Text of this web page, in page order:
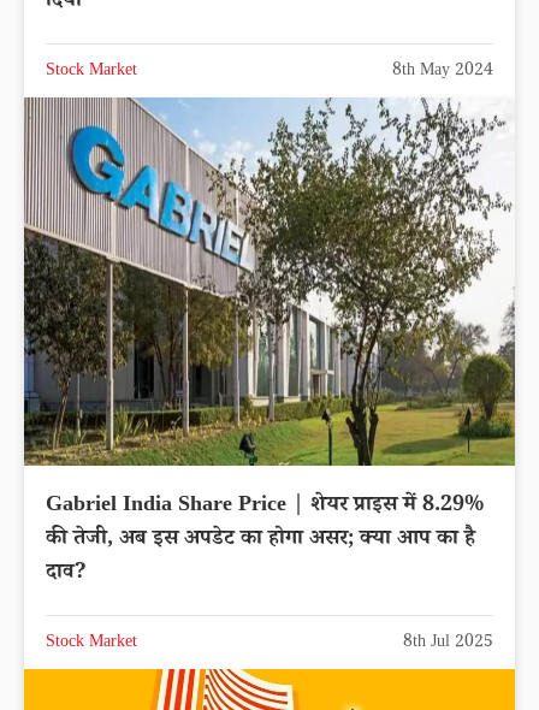
Stock Market 8th May 2024
Gabriel India Share Price | शेयर प्राइस में 8.29%
की तेजी, अब इस अपडेट का होगा असर; क्या आप का है
दाव?
Stock Market 8th Jul 2025